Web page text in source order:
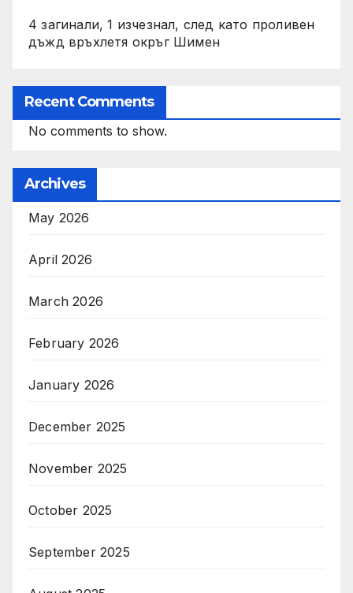
4 загинали, 1 изчезнал, след като проливен
дъжд връхлетя окръг Шимен
Recent Comments
No comments to show.
Archives
May 2026
April 2026
March 2026
February 2026
January 2026
December 2025
November 2025
October 2025
September 2025